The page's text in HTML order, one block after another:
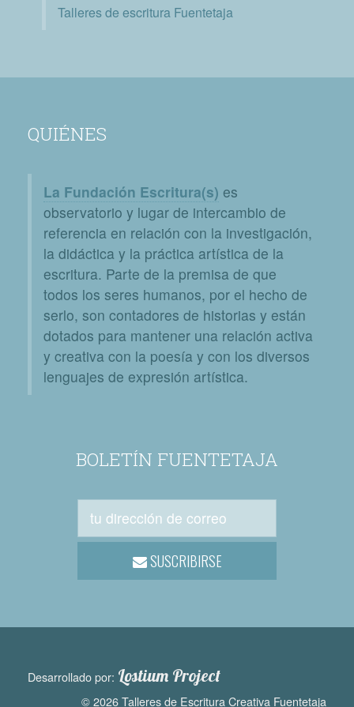
Talleres de escritura Fuentetaja
QUIÉNES
La Fundación Escritura(s) es
observatorio y lugar de intercambio de
referencia en relación con la investigación,
la didáctica y la práctica artística de la
escritura. Parte de la premisa de que
todos los seres humanos, por el hecho de
serlo, son contadores de historias y están
dotados para mantener una relación activa
y creativa con la poesía y con los diversos
lenguajes de expresión artística.
BOLETÍN FUENTETAJA
SUSCRIBIRSE
Desarrollado por: Lostium Project
© 2026 Talleres de Escritura Creativa Fuentetaja